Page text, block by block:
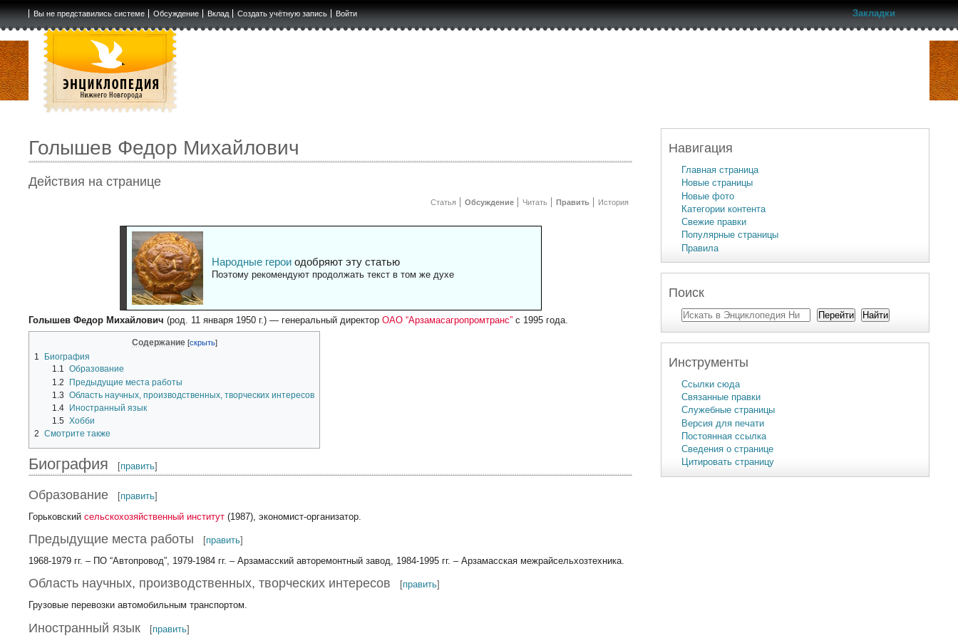
Вы не представились системе Обсуждение Вклад Создать учётную запись Войти Закладки
Голышев Федор Михайлович
Действия на странице
Статья Обсуждение Читать Править История
Народные героиодобряют эту статью
Поэтому рекомендуют продолжать текст в том же духе
Голышев Федор Михайлович (род. 11 января 1950 г.) — генеральный директорОАО “Арзамасагропромтранс” с 1995 года.
Содержание
1
Биография
1.1 Образование
1.2
Предыдущие места работы
1.3 Область научных, производственных, творческих интересов
1.4
Иностранный язык
1.5 Хобби
2 Смотрите также
Биография [править]
Образование [править]
Горьковскийсельскохозяйственный институт (1987), экономист-организатор.
Предыдущие места работы [править]
1968-1979 гг. – ПО “Автопровод”, 1979-1984 гг. – Арзамасский авторемонтный завод, 1984-1995 гг. – Арзамасская межрайсельхозтехника.
Область научных, производственных, творческих интересов [править]
Грузовые перевозки автомобильным транспортом.
Иностранный язык [править]
Навигация
Главная страница
Новые страницы
Новые фото
Категории контента
Свежие правки
Популярные страницы
Правила
Поиск
Инструменты
Ссылки сюда
Связанные правки
Служебные страницы
Версия для печати
Постоянная ссылка
Сведения о странице
Цитировать страницу